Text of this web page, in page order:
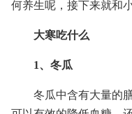
何养生呢，接下来就和
大寒吃什么
1、冬瓜
冬瓜中含有大量的